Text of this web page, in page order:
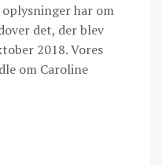
har om
det, der blev
2018. Vores
om Caroline